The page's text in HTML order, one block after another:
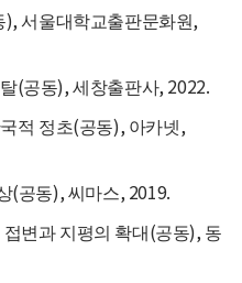
서울대학교출판문화원,
(공동), 세창출판사, 2022.
적 정초(공동), 아카넷,
(공동), 씨마스, 2019.
변과 지평의 확대(공동), 동